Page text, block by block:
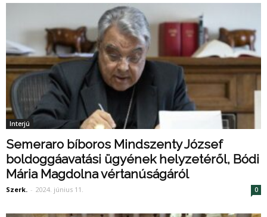
Interjú
Semeraro bíboros Mindszenty József
boldoggáavatási ügyének helyzetéről, Bódi
Mária Magdolna vértanúságáról
Szerk. - 2024. június 11. 0